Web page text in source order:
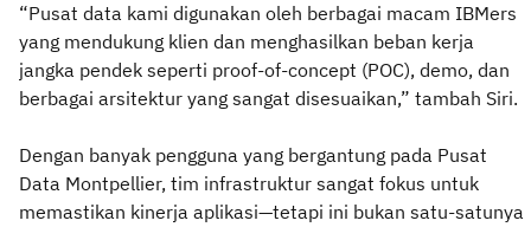
“Pusat data kami digunakan oleh berbagai macam IBMers
yang mendukung klien dan menghasilkan beban kerja
jangka pendek seperti proof-of-concept (POC), demo, dan
berbagai arsitektur yang sangat disesuaikan,” tambah Siri.
Dengan banyak pengguna yang bergantung pada Pusat
Data Montpellier, tim infrastruktur sangat fokus untuk
memastikan kinerja aplikasi—tetapi ini bukan satu-satunya